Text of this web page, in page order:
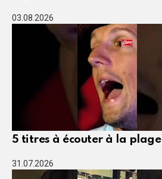
03.08.2026
5 titres à écouter à la plage
31.07.2026